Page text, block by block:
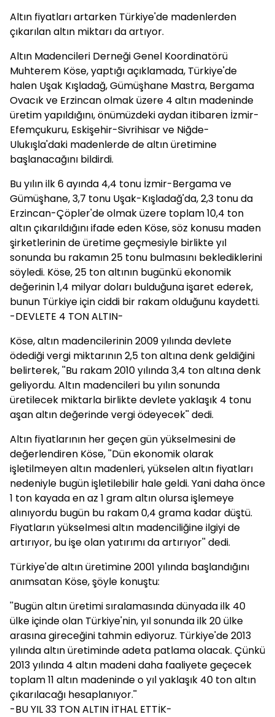
Altın fiyatları artarken Türkiye'de madenlerden
çıkarılan altın miktarı da artıyor.
Altın Madencileri Derneği Genel Koordinatörü
Muhterem Köse, yaptığı açıklamada, Türkiye'de
halen Uşak Kışladağ, Gümüşhane Mastra, Bergama
Ovacık ve Erzincan olmak üzere 4 altın madeninde
üretim yapıldığını, önümüzdeki aydan itibaren İzmir-
Efemçukuru, Eskişehir-Sivrihisar ve Niğde-
Ulukışla'daki madenlerde de altın üretimine
başlanacağını bildirdi.
Bu yılın ilk 6 ayında 4,4 tonu İzmir-Bergama ve
Gümüşhane, 3,7 tonu Uşak-Kışladağ'da, 2,3 tonu da
Erzincan-Çöpler'de olmak üzere toplam 10,4 ton
altın çıkarıldığını ifade eden Köse, söz konusu maden
şirketlerinin de üretime geçmesiyle birlikte yıl
sonunda bu rakamın 25 tonu bulmasını beklediklerini
söyledi. Köse, 25 ton altının bugünkü ekonomik
değerinin 1,4 milyar doları bulduğuna işaret ederek,
bunun Türkiye için ciddi bir rakam olduğunu kaydetti.
-DEVLETE 4 TON ALTIN-
Köse, altın madencilerinin 2009 yılında devlete
ödediği vergi miktarının 2,5 ton altına denk geldiğini
belirterek, ''Bu rakam 2010 yılında 3,4 ton altına denk
geliyordu. Altın madencileri bu yılın sonunda
üretilecek miktarla birlikte devlete yaklaşık 4 tonu
aşan altın değerinde vergi ödeyecek'' dedi.
Altın fiyatlarının her geçen gün yükselmesini de
değerlendiren Köse, ''Dün ekonomik olarak
işletilmeyen altın madenleri, yükselen altın fiyatları
nedeniyle bugün işletilebilir hale geldi. Yani daha önce
1 ton kayada en az 1 gram altın olursa işlemeye
alınıyordu bugün bu rakam 0,4 grama kadar düştü.
Fiyatların yükselmesi altın madenciliğine ilgiyi de
artırıyor, bu işe olan yatırımı da artırıyor'' dedi.
Türkiye'de altın üretimine 2001 yılında başlandığını
anımsatan Köse, şöyle konuştu:
''Bugün altın üretimi sıralamasında dünyada ilk 40
ülke içinde olan Türkiye'nin, yıl sonunda ilk 20 ülke
arasına gireceğini tahmin ediyoruz. Türkiye'de 2013
yılında altın üretiminde adeta patlama olacak. Çünkü
2013 yılında 4 altın madeni daha faaliyete geçecek
toplam 11 altın madeninde o yıl yaklaşık 40 ton altın
çıkarılacağı hesaplanıyor.''
-BU YIL 33 TON ALTIN İTHAL ETTİK-